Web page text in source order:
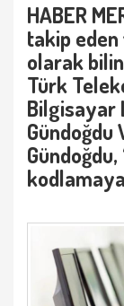
HABER
takip
olarak
Türk
Bilgisayar
Gündoğdu